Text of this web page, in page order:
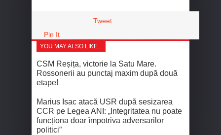
Tweet
Pin It
YOU MAY ALSO LIKE...
CSM Reșița, victorie la Satu Mare.
Rossonerii au punctaj maxim după două
etape!
Marius Isac atacă USR după sesizarea
CCR pe Legea ANI: „Integritatea nu poate
funcționa doar împotriva adversarilor
politici”